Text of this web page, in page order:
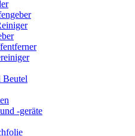
Beutel
-geräte